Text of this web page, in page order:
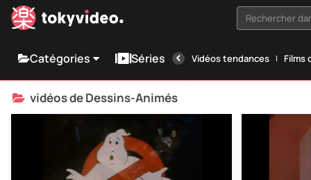
Rechercher
Catégories Séries Vidéos tendances Films
vidéos de Dessins-Animés